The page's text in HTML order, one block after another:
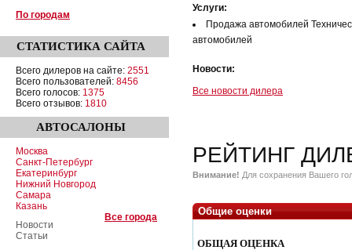
По городам
СТАТИСТИКА САЙТА
Всего дилеров на сайте: 2551
Всего пользователей: 8456
Всего голосов: 1375
Всего отзывов: 1810
АВТОСАЛОНЫ
Москва
Санкт-Петербург
Екатеринбург
Нижний Новгород
Самара
Казань
Все города
Новости
Статьи
Услуги:
Продажа автомобилей
автомобилей
Новости:
Все новости дилера
РЕЙТИНГ
Внимание! Для сохранения Вашего
Общие оценки
ОБЩАЯ ОЦЕНКА